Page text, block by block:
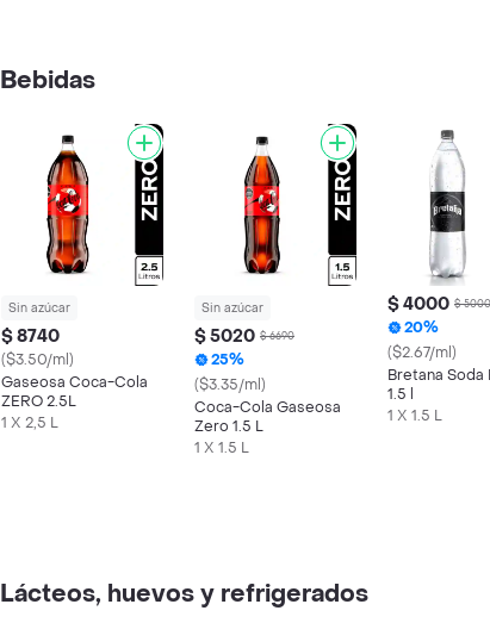
Bebidas
Sin azúcar
$ 8740
($3.50/ml)
Gaseosa Coca-Cola
ZERO 2.5L
1 X 2,5 L
Sin azúcar
$ 5020 $ 6690
25%
($3.35/ml)
Coca-Cola Gaseosa
Zero 1.5 L
1 X 1.5 L
$ 4000 $ 5000
20%
($2.67/ml)
Bretana Soda
1.5 l
1 X 1.5 L
Lácteos, huevos y refrigerados